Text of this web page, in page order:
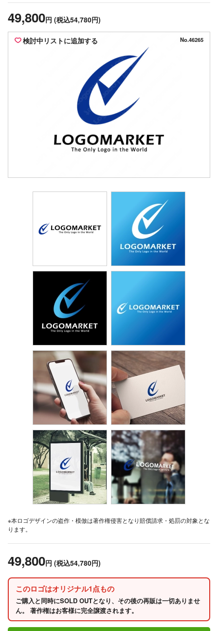
49,800円 (税込54,780円)
検討中リストに追加する No.46265
※本ロゴデザインの盗作・模倣は著作権侵害となり賠償請求・処罰の対象とな
ります。
49,800円 (税込54,780円)
このロゴはオリジナル1点もの
ご購入と同時にSOLD OUTとなり、その後の再販は一切ありませ
ん。 著作権はお客様に完全譲渡されます。